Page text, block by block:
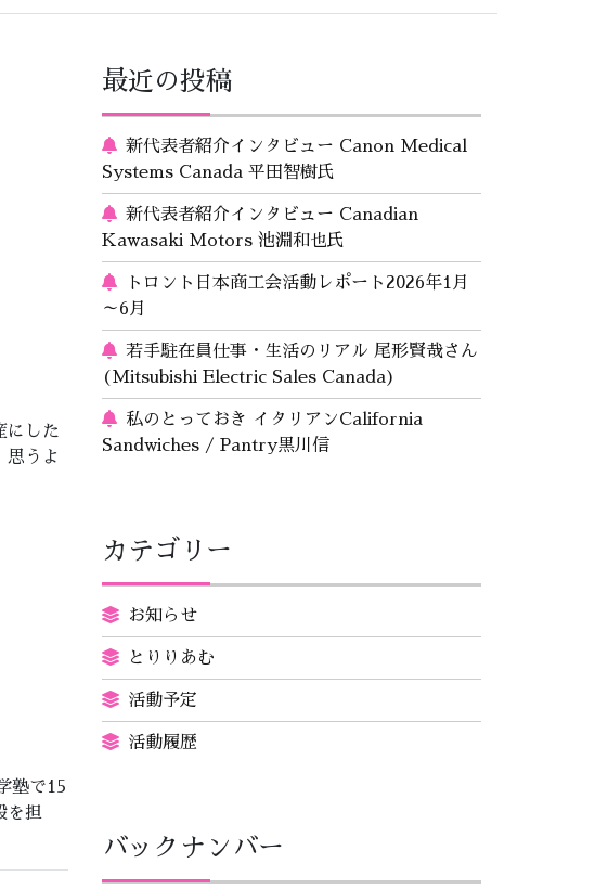
にした
思うよ
塾で15
を担
最近の投稿
新代表者紹介インタビュー Canon Medical
Systems Canada 平田智樹氏
新代表者紹介インタビュー Canadian
Kawasaki Motors 池淵和也氏
トロント日本商工会活動レポート2026年1月
～6月
若手駐在員仕事・生活のリアル 尾形賢哉さん
(Mitsubishi Electric Sales Canada)
私のとっておき イタリアンCalifornia
Sandwiches / Pantry黒川信
カテゴリー
お知らせ
とりりあむ
活動予定
活動履歴
バックナンバー